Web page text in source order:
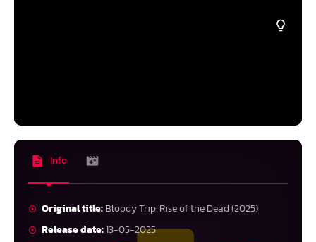
Info
Original title:Bloody Trip: Rise of the Dead (2025)
Release date:13-05-2025